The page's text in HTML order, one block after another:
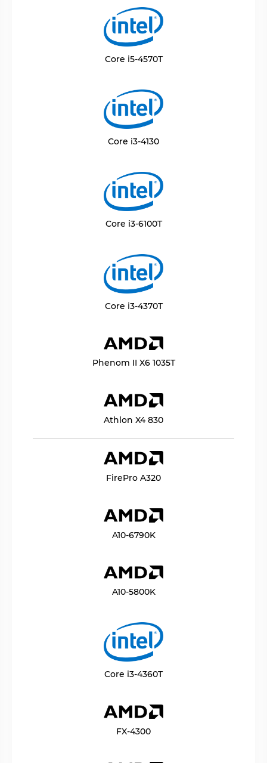
Core i5-4570T
Core i3-4130
Core i3-6100T
Core i3-4370T
Phenom II X6 1035T
Athlon X4 830
FirePro A320
A10-6790K
A10-5800K
Core i3-4360T
FX-4300